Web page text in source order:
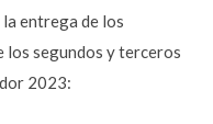
entrega de los
los segundos y terceros
2023: